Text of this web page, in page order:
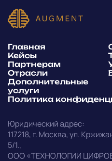
Написать в
Политика
Юридический адрес:
117218, г. Москва,ул.
5/1.,
ООО «ТЕХНОЛОГИИ
Главная
Кейсы
Партнерам
Отрасли
Дополнительные
услуги
Политика
E-mail
Telegram
E-mail
Напишите, какие
срочно нужны на ваш проект